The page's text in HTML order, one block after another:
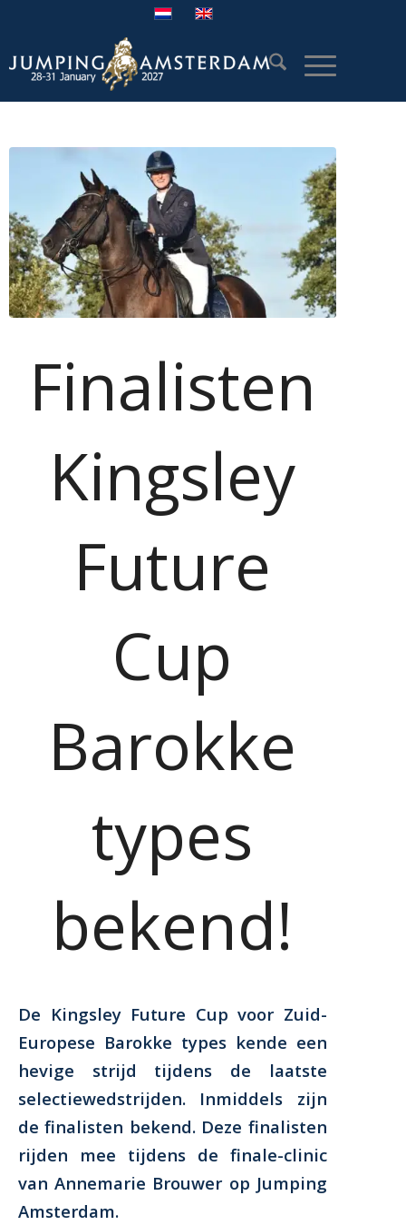
Finalisten
Kingsley
Future
Cup
Barokke
types
bekend!
De Kingsley Future Cup voor Zuid-
Europese Barokke types kende een
hevige strijd tijdens de laatste
selectiewedstrijden. Inmiddels zijn
de finalisten bekend. Deze finalisten
rijden mee tijdens de finale-clinic
van Annemarie Brouwer op Jumping
Amsterdam.